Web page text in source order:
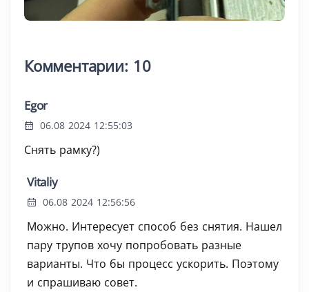
Комментарии: 10
Egor
06.08 2024 12:55:03
Снять рамку?)
Vitaliy
06.08 2024 12:56:56
Можно. Интересует способ без снятия. Нашел
пару трупов хочу попробовать разные
варианты. Что бы процесс ускорить. Поэтому
и спрашиваю совет.